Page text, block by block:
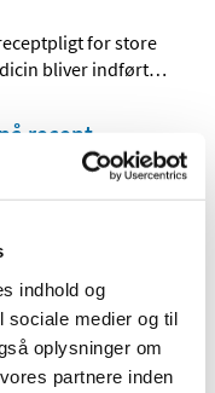
indhold og
sociale medier og til
oplysninger om
partnere inden
for store
bliver indført…
recept
med svag
8